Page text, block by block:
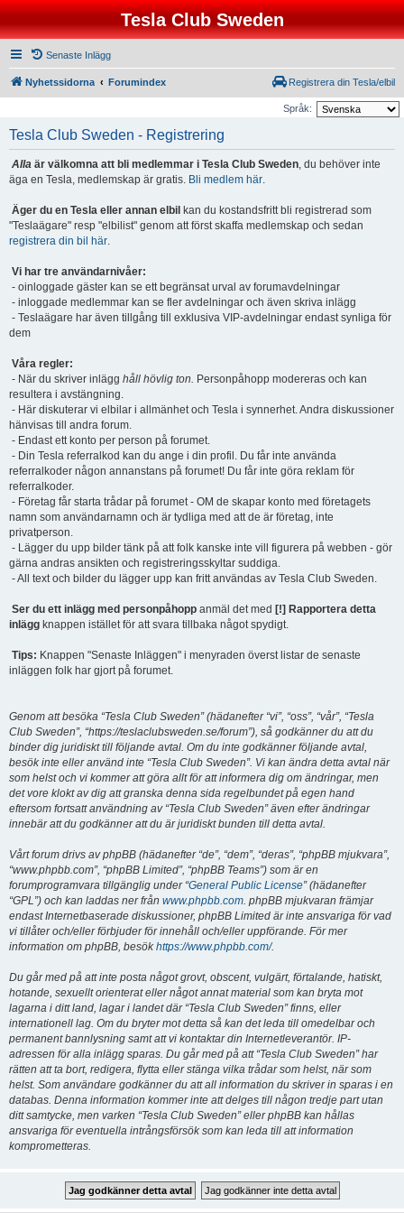
Tesla Club Sweden
Senaste Inlägg
Nyhetssidorna Forumindex Registrera din Tesla/elbil
Språk:
Tesla Club Sweden - Registrering
Alla är välkomna att bli medlemmar i Tesla Club Sweden, du behöver inte
äga en Tesla, medlemskap är gratis. Bli medlem här.
Äger du en Tesla eller annan elbil kan du kostandsfritt bli registrerad som
"Teslaägare" resp "elbilist" genom att först skaffa medlemskap och sedan
registrera din bil här.
Vi har tre användarnivåer:
- oinloggade gäster kan se ett begränsat urval av forumavdelningar
- inloggade medlemmar kan se fler avdelningar och även skriva inlägg
- Teslaägare har även tillgång till exklusiva VIP-avdelningar endast synliga för
dem
Våra regler:
- När du skriver inlägg håll hövlig ton. Personpåhopp modereras och kan
resultera i avstängning.
- Här diskuterar vi elbilar i allmänhet och Tesla i synnerhet. Andra diskussioner
hänvisas till andra forum.
- Endast ett konto per person på forumet.
- Din Tesla referralkod kan du ange i din profil. Du får inte använda
referralkoder någon annanstans på forumet! Du får inte göra reklam för
referralkoder.
- Företag får starta trådar på forumet - OM de skapar konto med företagets
namn som användarnamn och är tydliga med att de är företag, inte
privatperson.
- Lägger du upp bilder tänk på att folk kanske inte vill figurera på webben - gör
gärna andras ansikten och registreringsskyltar suddiga.
- All text och bilder du lägger upp kan fritt användas av Tesla Club Sweden.
Ser du ett inlägg med personpåhopp anmäl det med [!] Rapportera detta
inlägg knappen istället för att svara tillbaka något spydigt.
Tips: Knappen "Senaste Inläggen" i menyraden överst listar de senaste
inläggen folk har gjort på forumet.
Genom att besöka “Tesla Club Sweden” (hädanefter “vi”, “oss”, “vår”, “Tesla
Club Sweden”, “https://teslaclubsweden.se/forum”), så godkänner du att du
binder dig juridiskt till följande avtal. Om du inte godkänner följande avtal,
besök inte eller använd inte “Tesla Club Sweden”. Vi kan ändra detta avtal när
som helst och vi kommer att göra allt för att informera dig om ändringar, men
det vore klokt av dig att granska denna sida regelbundet på egen hand
eftersom fortsatt användning av “Tesla Club Sweden” även efter ändringar
innebär att du godkänner att du är juridiskt bunden till detta avtal.
Vårt forum drivs av phpBB (hädanefter “de”, “dem”, “deras”, “phpBB mjukvara”,
“www.phpbb.com”, “phpBB Limited”, “phpBB Teams”) som är en
forumprogramvara tillgänglig under “General Public License” (hädanefter
“GPL”) och kan laddas ner från www.phpbb.com. phpBB mjukvaran främjar
endast Internetbaserade diskussioner, phpBB Limited är inte ansvariga för vad
vi tillåter och/eller förbjuder för innehåll och/eller uppförande. För mer
information om phpBB, besökhttps://www.phpbb.com/.
Du går med på att inte posta något grovt, obscent, vulgärt, förtalande, hatiskt,
hotande, sexuellt orienterat eller något annat material som kan bryta mot
lagarna i ditt land, lagar i landet där “Tesla Club Sweden” finns, eller
internationell lag. Om du bryter mot detta så kan det leda till omedelbar och
permanent bannlysning samt att vi kontaktar din Internetleverantör. IP-
adressen för alla inlägg sparas. Du går med på att “Tesla Club Sweden” har
rätten att ta bort, redigera, flytta eller stänga vilka trådar som helst, när som
helst. Som användare godkänner du att all information du skriver in sparas i en
databas. Denna information kommer inte att delges till någon tredje part utan
ditt samtycke, men varken “Tesla Club Sweden” eller phpBB kan hållas
ansvariga för eventuella intrångsförsök som kan leda till att information
komprometteras.